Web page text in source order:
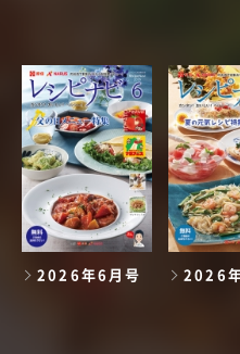
2026年6月号 2026